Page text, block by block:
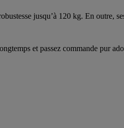
jusqu’à 120 kg. En outre,
et passez commande pur